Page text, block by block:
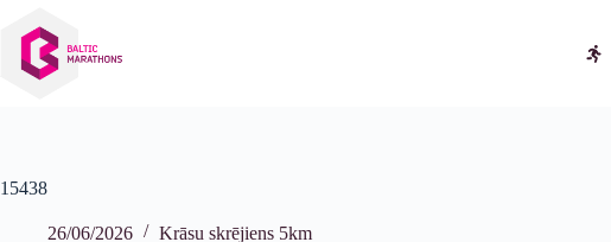
saturu
15438
26/06/2026 Krāsu skrējiens 5km